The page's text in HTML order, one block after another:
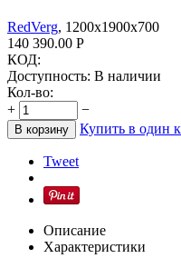
RedVerg, 1200х1900х700
140 390.00 Р
КОД:
Доступность: В наличии
Кол-во:
+
−
В корзину Купить в один
Tweet
Описание
Характеристики